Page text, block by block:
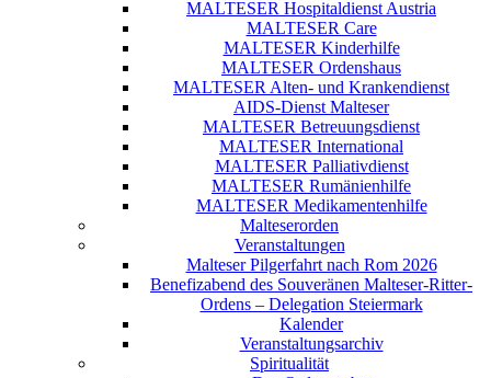
MALTESER Hospitaldienst Austria
MALTESER Care
MALTESER Kinderhilfe
MALTESER Ordenshaus
MALTESER Alten- und Krankendienst
AIDS-Dienst Malteser
MALTESER Betreuungsdienst
MALTESER International
MALTESER Palliativdienst
MALTESER Rumänienhilfe
MALTESER Medikamentenhilfe
Malteserorden
Veranstaltungen
Malteser Pilgerfahrt nach Rom 2026
Benefizabend des Souveränen Malteser-Ritter-
Ordens – Delegation Steiermark
Kalender
Veranstaltungsarchiv
Spiritualität